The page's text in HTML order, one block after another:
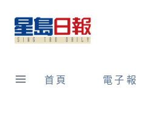
content
首頁 電子報